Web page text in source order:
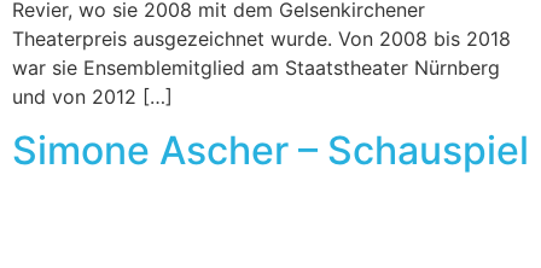
Revier, wo sie 2008 mit dem Gelsenkirchener
Theaterpreis ausgezeichnet wurde. Von 2008 bis 2018
war sie Ensemblemitglied am Staatstheater Nürnberg
und von 2012 […]
Simone Ascher – Schauspiel